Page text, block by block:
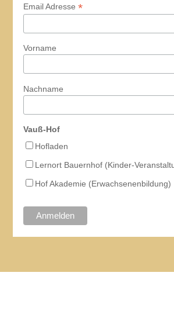
Email Adresse*
Vorname
Nachname
Vauß-Hof
Hofladen
Lernort Bauernhof (Kinder-
Hof Akademie (Erwachsenenbildung)